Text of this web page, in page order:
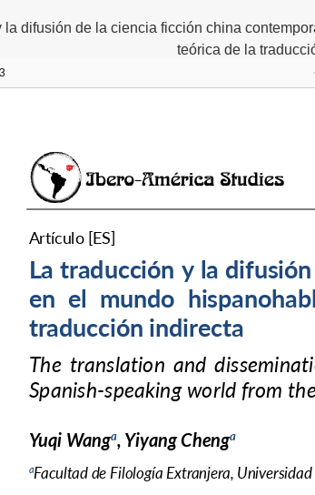
del artículo
la difusión de la ciencia ficción china
teórica de la